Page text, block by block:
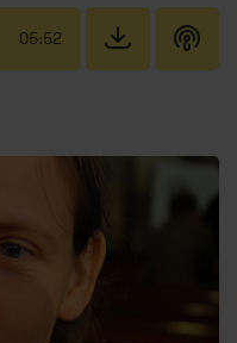
05:52